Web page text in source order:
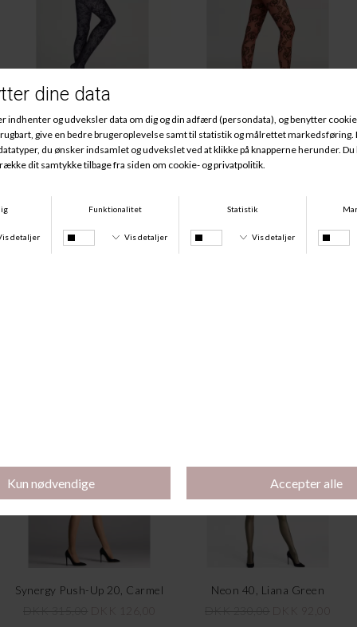
Laura Tights, Midnight
DKK 305,00 DKK 100,00
Doralee Tights, Acai/Black
DKK 305,00DKK 100,00
Synergy Push-Up 20, Carmel
Neon 40, Liana Green